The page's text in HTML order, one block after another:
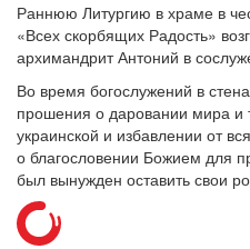
Раннюю Литургию в храме в
«Всех скорбящих Радость»
архимандрит Антоний в
Во время богослужений в
прошения о даровании мира
украинской и избавлении от
о благословении Божием для
был вынужден оставить свои